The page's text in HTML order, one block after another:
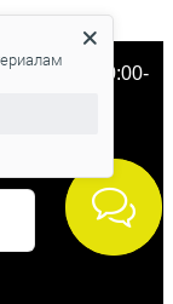
сб-вс: 10:00-